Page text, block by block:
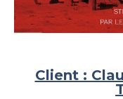
Client :